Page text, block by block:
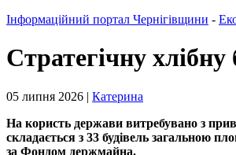
Інформаційний портал Чернігівщини -
Стратегічну
05 липня 2026 | Катерина
На користь держави витребувано з
складається з 33 будівель загальною
за Фондом держмайна.